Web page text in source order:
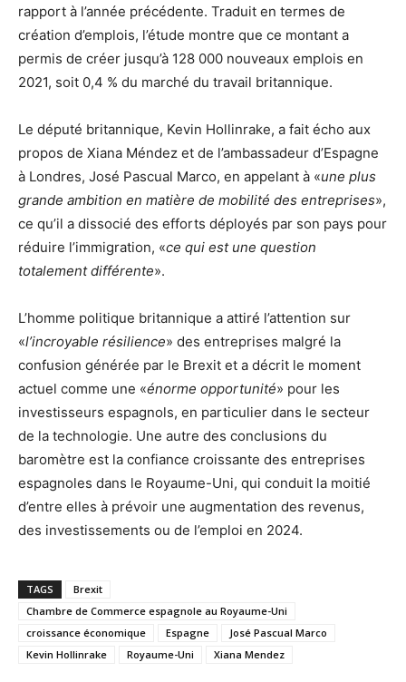
rapport à l’année précédente. Traduit en termes de
création d’emplois, l’étude montre que ce montant a
permis de créer jusqu’à 128 000 nouveaux emplois en
2021, soit 0,4 % du marché du travail britannique.
Le député britannique, Kevin Hollinrake, a fait écho aux
propos de Xiana Méndez et de l’ambassadeur d’Espagne
à Londres, José Pascual Marco, en appelant à «une plus
grande ambition en matière de mobilité des entreprises»,
ce qu’il a dissocié des efforts déployés par son pays pour
réduire l’immigration, «ce qui est une question
totalement différente».
L’homme politique britannique a attiré l’attention sur
«l’incroyable résilience» des entreprises malgré la
confusion générée par le Brexit et a décrit le moment
actuel comme une «énorme opportunité» pour les
investisseurs espagnols, en particulier dans le secteur
de la technologie. Une autre des conclusions du
baromètre est la confiance croissante des entreprises
espagnoles dans le Royaume-Uni, qui conduit la moitié
d’entre elles à prévoir une augmentation des revenus,
des investissements ou de l’emploi en 2024.
TAGS
Brexit
Chambre de Commerce espagnole au Royaume-Uni
croissance économique
Espagne
José Pascual Marco
Kevin Hollinrake
Royaume-Uni Xiana Mendez